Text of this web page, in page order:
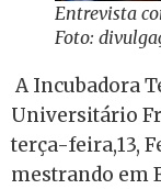
Entrevista
Foto:
A Incubadora
Universitário
terça-feira,13,
mestrando em